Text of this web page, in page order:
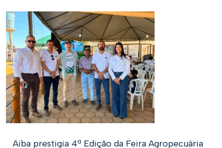
Aiba prestigia 4ª Edição da Feira Agropecuária